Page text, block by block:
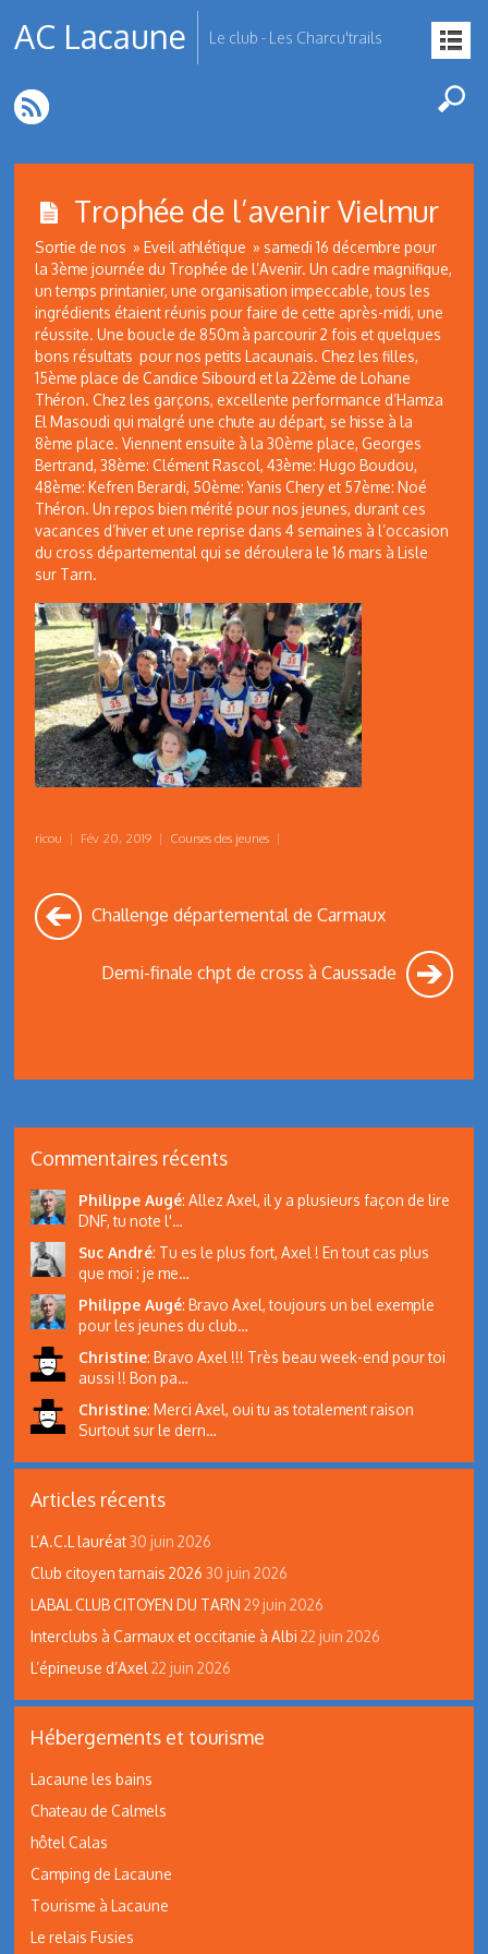
AC Lacaune Le club - Les Charcu'trails
Trophée de l’avenir Vielmur
Sortie de nos » Eveil athlétique » samedi 16 décembre pour
la 3ème journée du Trophée de l’Avenir. Un cadre magnifique,
un temps printanier, une organisation impeccable, tous les
ingrédients étaient réunis pour faire de cette après-midi, une
réussite. Une boucle de 850m à parcourir 2 fois et quelques
bons résultats pour nos petits Lacaunais. Chez les filles,
15ème place de Candice Sibourd et la 22ème de Lohane
Théron. Chez les garçons, excellente performance d’Hamza
El Masoudi qui malgré une chute au départ, se hisse à la
8ème place. Viennent ensuite à la 30ème place, Georges
Bertrand, 38ème: Clément Rascol, 43ème: Hugo Boudou,
48ème: Kefren Berardi, 50ème: Yanis Chery et 57ème: Noé
Théron. Un repos bien mérité pour nos jeunes, durant ces
vacances d’hiver et une reprise dans 4 semaines à l’occasion
du cross départemental qui se déroulera le 16 mars à Lisle
sur Tarn.
ricou | Fév 20, 2019 | Courses des jeunes |
Challenge départemental de Carmaux
Demi-finale chpt de cross à Caussade
Commentaires récents
Philippe Augé: Allez Axel, il y a plusieurs façon de lire
DNF, tu note l'…
Suc André: Tu es le plus fort, Axel ! En tout cas plus
que moi : je me…
Philippe Augé: Bravo Axel, toujours un bel exemple
pour les jeunes du club…
Christine: Bravo Axel !!! Très beau week-end pour toi
aussi !! Bon pa…
Christine: Merci Axel, oui tu as totalement raison
Surtout sur le dern…
Articles récents
L’A.C.L lauréat 30 juin 2026
Club citoyen tarnais 2026 30 juin 2026
LABAL CLUB CITOYEN DU TARN 29 juin 2026
Interclubs à Carmaux et occitanie à Albi 22 juin 2026
L’épineuse d’Axel 22 juin 2026
Hébergements et tourisme
Lacaune les bains
Chateau de Calmels
hôtel Calas
Camping de Lacaune
Tourisme à Lacaune
Le relais Fusies